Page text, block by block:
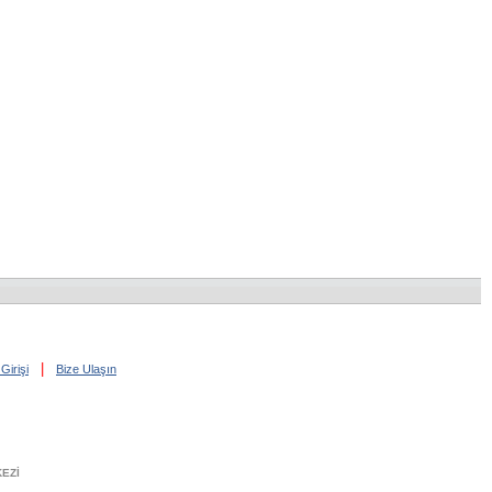
Bize Ulaşın